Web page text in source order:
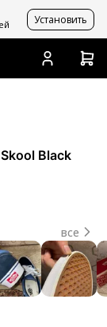
Установить
Black
все